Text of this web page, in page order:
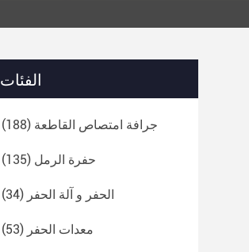
الفئات
جرافة امتصاص القاطعة (188)
حفرة الرمل (135)
الحفر و آلة الحفر (34)
معدات الحفر (53)